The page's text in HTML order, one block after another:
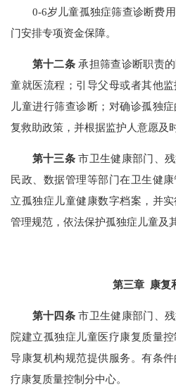
0-6岁儿童孤独症筛查诊断费用
门安排专项资金保障。
第十二条 承担筛查诊断职责
童就医流程；引导父母或者其他
儿童进行筛查诊断；对确诊孤独
复救助政策，并根据监护人意愿及
第十三条 市卫生健康部门、
民政、数据管理等部门在卫生健
立孤独症儿童健康数字档案，并
管理规范，依法保护孤独症儿童及
第三章 康复
第十四条 市卫生健康部门、
院建立孤独症儿童医疗康复质量
导康复机构规范提供服务。有条
疗康复质量控制分中心。